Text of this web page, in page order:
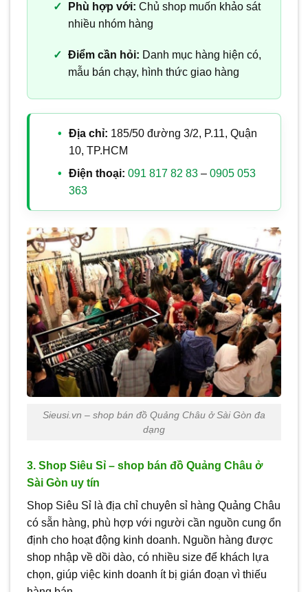
Phù hợp với: Chủ shop muốn khảo sát
nhiều nhóm hàng
Điểm cần hỏi: Danh mục hàng hiện có,
mẫu bán chạy, hình thức giao hàng
Địa chỉ: 185/50 đường 3/2, P.11, Quận
10, TP.HCM
Điện thoại: 091 817 82 83– 0905 053
363
Sieusi.vn – shop bán đồ Quảng Châu ở Sài Gòn đa
dạng
3. Shop Siêu Sỉ – shop bán đồ Quảng Châu ở
Sài Gòn uy tín
Shop Siêu Sỉ là địa chỉ chuyên sỉ hàng Quảng Châu
có sẵn hàng, phù hợp với người cần nguồn cung ổn
định cho hoạt động kinh doanh. Nguồn hàng được
shop nhập về dồi dào, có nhiều size để khách lựa
chọn, giúp việc kinh doanh ít bị gián đoạn vì thiếu